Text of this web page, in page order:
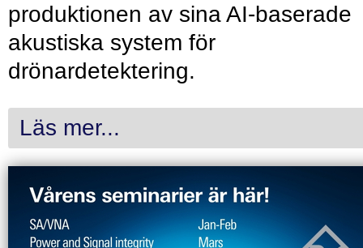
produktionen av sina AI-baserade
akustiska system för
drönardetektering.
Läs mer...